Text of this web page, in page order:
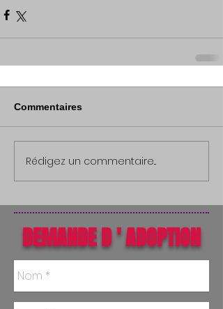
Commentaires
Rédigez un commentaire...
DEMANDE D ' ADOPTION